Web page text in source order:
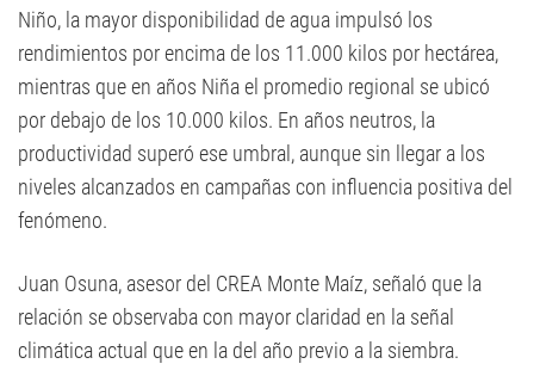
Niño, la mayor disponibilidad de agua impulsó los
rendimientos por encima de los 11.000 kilos por hectárea,
mientras que en años Niña el promedio regional se ubicó
por debajo de los 10.000 kilos. En años neutros, la
productividad superó ese umbral, aunque sin llegar a los
niveles alcanzados en campañas con influencia positiva del
fenómeno.
Juan Osuna, asesor del CREA Monte Maíz, señaló que la
relación se observaba con mayor claridad en la señal
climática actual que en la del año previo a la siembra.